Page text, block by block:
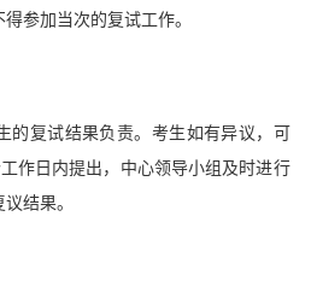
参加当次的复试工作。
的复试结果负责。考生如有异议，可
作日内提出，中心领导小组及时进行
结果。